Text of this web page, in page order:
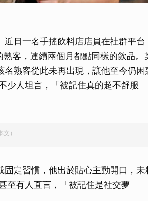
日一名手搖飲料店店員在社群平台
客，連續兩個月都點同樣的飲品。
熟客從此未再出現，讓他至今仍困
少人坦言，「被記住真的超不舒服
）
定習慣，他出於貼心主動開口，未
至有人直言，「被記住是社交夢